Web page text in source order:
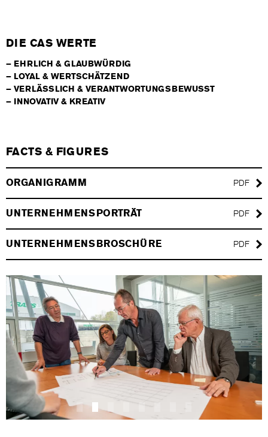
DIE CAS WERTE
EHRLICH & GLAUBWÜRDIG
LOYAL & WERTSCHÄTZEND
VERLÄSSLICH & VERANTWORTUNGSBEWUSST
INNOVATIV & KREATIV
FACTS & FIGURES
ORGANIGRAMM PDF
UNTERNEHMENSPORTRÄT PDF
UNTERNEHMENSBROSCHÜRE PDF